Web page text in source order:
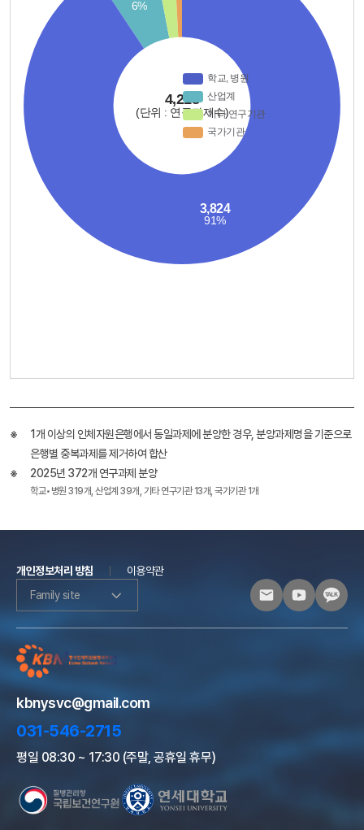
1개 이상의 인체자원은행에서 동일과제에 분양한 경우, 분양과제명을 기준으로
은행별 중복과제를 제거하여 합산
2025년 372개 연구과제 분양
학교•병원 319개, 산업계 39개, 기타 연구기관 13개, 국가기관 1개
개인정보처리 방침
이용약관
Family site
kbnysvc@gmail.com
031-546-2715
평일 08:30 ~ 17:30 (주말, 공휴일 휴무)